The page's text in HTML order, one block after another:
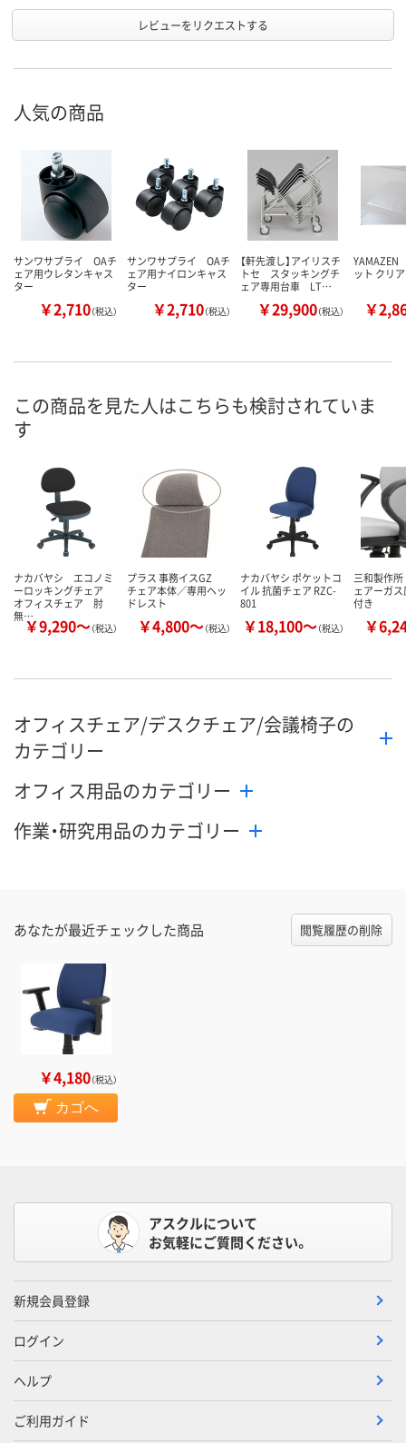
レビューをリクエストする
人気の商品
サンワサプライ OAチ
ェア用ウレタンキャス
ター
￥2,710（税込）
サンワサプライ OAチ
ェア用ナイロンキャス
ター
￥2,710（税込）
【軒先渡し】アイリスチ
トセ スタッキングチ
ェア専用台車 LT…
￥29,900（税込）
ット クリ
￥
この商品を見た人はこちらも検討されていま
す
ナカバヤシ エコノミ
ーロッキングチェア
オフィスチェア 肘
無…￥9,290～（税込）
プラス 事務イスGZ
チェア本体／専用ヘッ
ドレスト
￥4,800～（税込）
ナカバヤシ ポケットコ
イル 抗菌チェア RZC-
801
￥18,100～（税込）
三和製作
ェアーガ
付き
￥
オフィスチェア/デスクチェア/会議椅子の
カテゴリー
オフィス用品のカテゴリー
作業・研究用品のカテゴリー
あなたが最近チェックした商品 閲覧履歴の削除
￥4,180（税込）
カゴへ
アスクルについて
お気軽にご質問ください。
新規会員登録
ログイン
ヘルプ
ご利用ガイド